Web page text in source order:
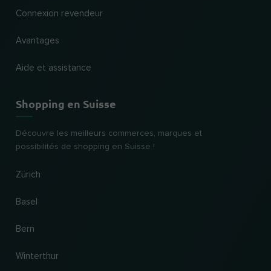
Connexion revendeur
Avantages
Aide et assistance
Shopping en Suisse
Découvre les meilleurs commerces, marques et
possibilités de shopping en Suisse !
Zürich
Basel
Bern
Winterthur